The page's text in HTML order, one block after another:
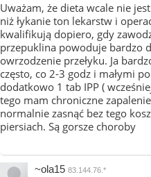
Uważam, że dieta wcale nie
niż łykanie ton lekarstw i
kwalifikują dopiero, gdy
przepuklina powoduje bardzo
owrzodzenie przełyku. Ja
często, co 2-3 godz i małymi
dodatkowo 1 tab IPP (
tego mam chroniczne
normalnie zasnąć bez tego
piersiach. Są gorsze choroby
~ola15 83.144.76.*